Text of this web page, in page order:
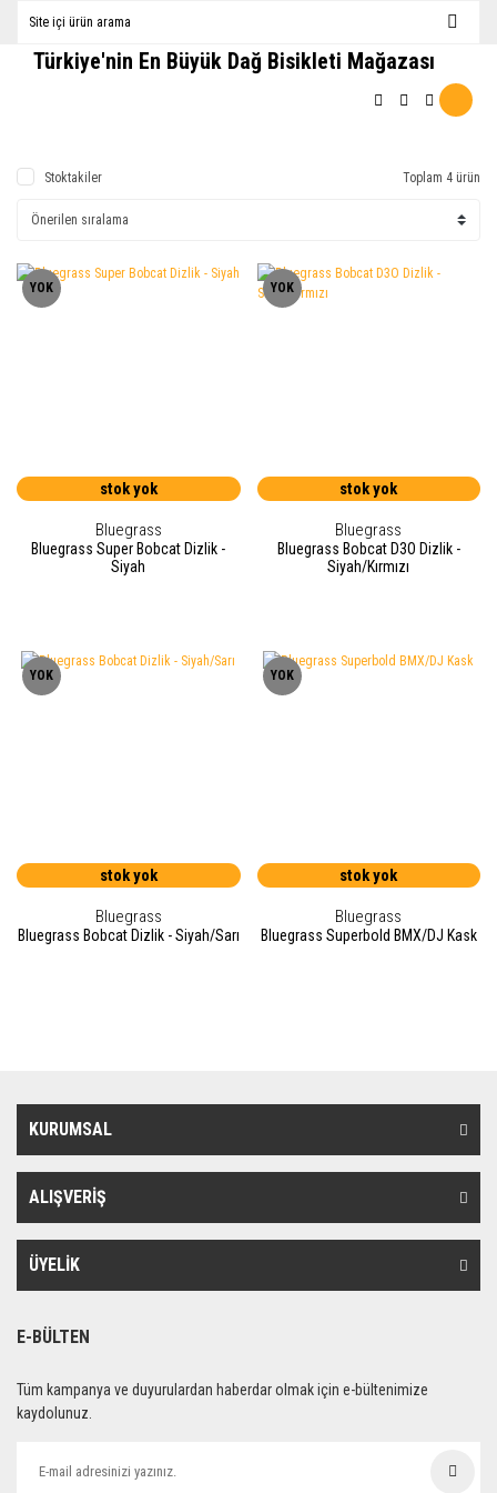
Türkiye'nin En Büyük Dağ Bisikleti Mağazası
Stoktakiler Toplam 4 ürün
YOK
stok yok
Bluegrass
Bluegrass Super Bobcat Dizlik -
Siyah
YOK
stok yok
Bluegrass
Bluegrass Bobcat D3O Dizlik -
Siyah/Kırmızı
YOK
stok yok
Bluegrass
Bluegrass Bobcat Dizlik - Siyah/Sarı
YOK
stok yok
Bluegrass
Bluegrass Superbold BMX/DJ Kask
KURUMSAL
ALIŞVERİŞ
ÜYELİK
E-BÜLTEN
Tüm kampanya ve duyurulardan haberdar olmak için e-bültenimize
kaydolunuz.